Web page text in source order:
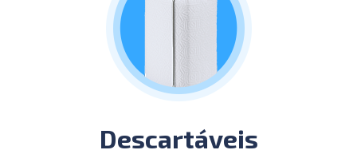
Descartáveis